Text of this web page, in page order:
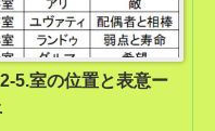
5.室の位置と表意ー